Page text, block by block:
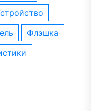
устройство
флэшка